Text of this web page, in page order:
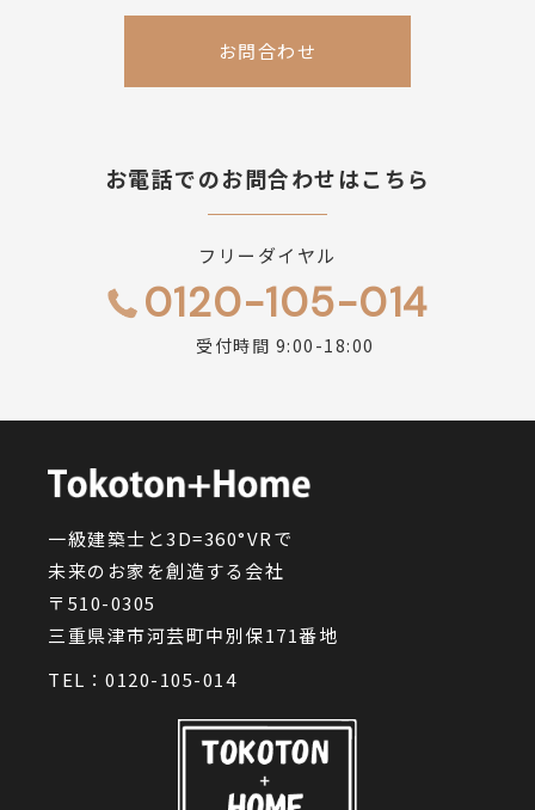
お問合わせ
お電話でのお問合わせはこちら
フリーダイヤル
0120-105-014
受付時間 9:00-18:00
一級建築士と3D=360°VRで
未来のお家を創造する会社
〒510-0305
三重県津市河芸町中別保171番地
TEL： 0120-105-014